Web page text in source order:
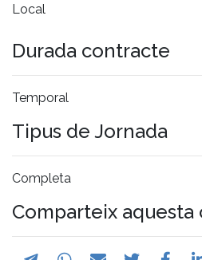
Local
Durada contracte
Temporal
Tipus de Jornada
Completa
Comparteix aquesta